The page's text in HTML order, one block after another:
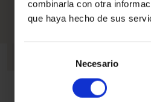
combinarla con otra
que haya hecho de sus
consentimiento
Necesario